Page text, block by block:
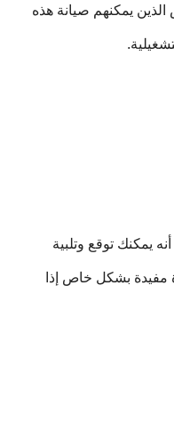
يمكنهم صيانة هذه
يمكنك توقع وتلبية
مفيدة بشكل خاص إذا